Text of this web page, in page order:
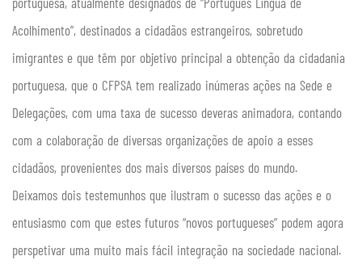
Acolhimento”, destinados a cidadãos estrangeiros, sobretudo
imigrantes e que têm por objetivo principal a obtenção da cidadania
portuguesa, que o CFPSA tem realizado inúmeras ações na Sede e
Delegações, com uma taxa de sucesso deveras animadora, contando
com a colaboração de diversas organizações de apoio a esses
cidadãos, provenientes dos mais diversos países do mundo.
Deixamos dois testemunhos que ilustram o sucesso das ações e o
entusiasmo com que estes futuros “novos portugueses” podem agora
perspetivar uma muito mais fácil integração na sociedade nacional.